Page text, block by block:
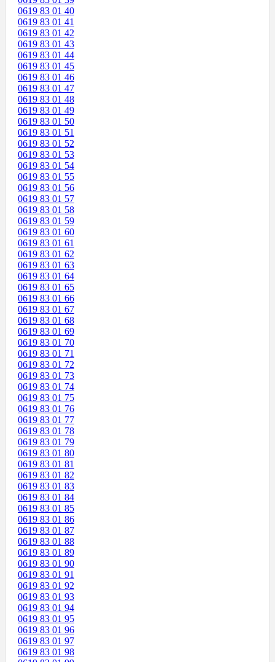
0619 83 01 40
0619 83 01 41
0619 83 01 42
0619 83 01 43
0619 83 01 44
0619 83 01 45
0619 83 01 46
0619 83 01 47
0619 83 01 48
0619 83 01 49
0619 83 01 50
0619 83 01 51
0619 83 01 52
0619 83 01 53
0619 83 01 54
0619 83 01 55
0619 83 01 56
0619 83 01 57
0619 83 01 58
0619 83 01 59
0619 83 01 60
0619 83 01 61
0619 83 01 62
0619 83 01 63
0619 83 01 64
0619 83 01 65
0619 83 01 66
0619 83 01 67
0619 83 01 68
0619 83 01 69
0619 83 01 70
0619 83 01 71
0619 83 01 72
0619 83 01 73
0619 83 01 74
0619 83 01 75
0619 83 01 76
0619 83 01 77
0619 83 01 78
0619 83 01 79
0619 83 01 80
0619 83 01 81
0619 83 01 82
0619 83 01 83
0619 83 01 84
0619 83 01 85
0619 83 01 86
0619 83 01 87
0619 83 01 88
0619 83 01 89
0619 83 01 90
0619 83 01 91
0619 83 01 92
0619 83 01 93
0619 83 01 94
0619 83 01 95
0619 83 01 96
0619 83 01 97
0619 83 01 98